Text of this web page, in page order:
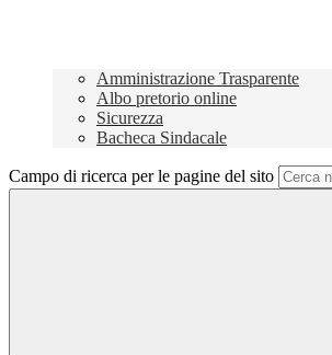
Amministrazione Trasparente
Albo pretorio online
Sicurezza
Bacheca Sindacale
Campo di ricerca per le pagine del sito